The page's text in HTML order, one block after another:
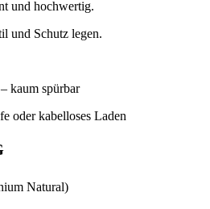
und hochwertig.
und Schutz legen.
kaum spürbar
oder kabelloses Laden
Natural)